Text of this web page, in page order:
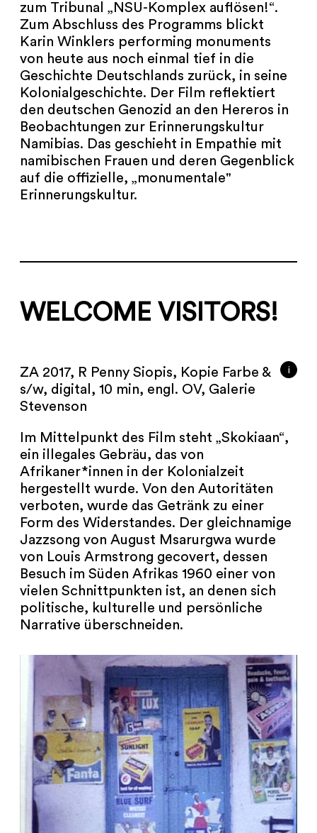
zum Tribunal „NSU-Komplex auflösen!“.
Zum Abschluss des Programms blickt
Karin Winklers performing monuments
von heute aus noch einmal tief in die
Geschichte Deutschlands zurück, in seine
Kolonialgeschichte. Der Film reflektiert
den deutschen Genozid an den Hereros in
Beobachtungen zur Erinnerungskultur
Namibias. Das geschieht in Empathie mit
namibischen Frauen und deren Gegenblick
auf die offizielle, „monumentale"
Erinnerungskultur.
WELCOME VISITORS!
i
ZA 2017, R Penny Siopis, Kopie Farbe &
s/w, digital, 10 min, engl. OV, Galerie
Stevenson
Im Mittelpunkt des Film steht „Skokiaan“,
ein illegales Gebräu, das von
Afrikaner*innen in der Kolonialzeit
hergestellt wurde. Von den Autoritäten
verboten, wurde das Getränk zu einer
Form des Widerstandes. Der gleichnamige
Jazzsong von August Msarurgwa wurde
von Louis Armstrong gecovert, dessen
Besuch im Süden Afrikas 1960 einer von
vielen Schnittpunkten ist, an denen sich
politische, kulturelle und persönliche
Narrative überschneiden.